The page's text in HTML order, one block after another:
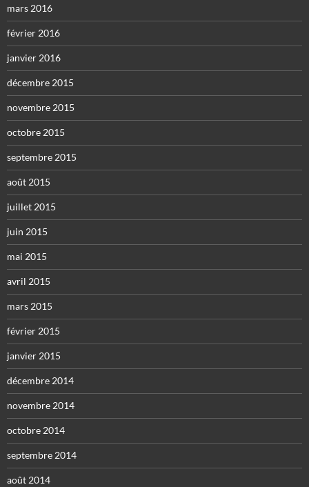
mars 2016
février 2016
janvier 2016
décembre 2015
novembre 2015
octobre 2015
septembre 2015
août 2015
juillet 2015
juin 2015
mai 2015
avril 2015
mars 2015
février 2015
janvier 2015
décembre 2014
novembre 2014
octobre 2014
septembre 2014
août 2014